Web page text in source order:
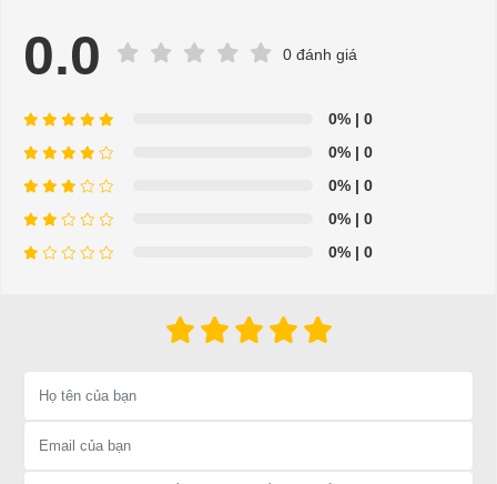
Curtis 48V Đồng Hồ Pin Máy Đo Chỉ Thị Pin Yếu Cho Xe Golf
⇒ Xem thêm:
Bạn nên chọn mua Xe điện sân golf chất lượng giá
tốt ở đâu?
LIÊN HỆ CÔNG TY:Công ty TNHH TM DV XNK
0.0 0 đánh giá
0% | 0
0% | 0
0% | 0
0% | 0
0% | 0